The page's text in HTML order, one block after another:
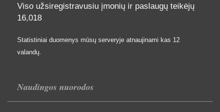
Viso užsiregistravusiu įmonių ir paslaugų teikėjų
16,018
Statistiniai duomenys mūsų serveryje atnaujinami kas 12
valandų.
Naudingos nuorodos